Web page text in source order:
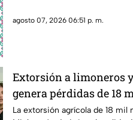
agosto 07, 2026 06:51 p. m.
Extorsión a limoneros
genera pérdidas de 18
Michoacán
La extorsión agrícola de 18 mil